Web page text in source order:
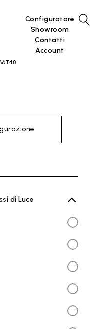
Configuratore
Showroom
Contatti
Account
di Luce